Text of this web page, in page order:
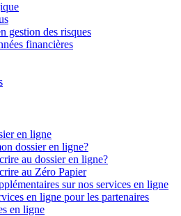
gestion des risques
financières
en ligne
dossier en ligne?
au dossier en ligne?
au Zéro Papier
sur nos services en ligne
en ligne pour les partenaires
en ligne